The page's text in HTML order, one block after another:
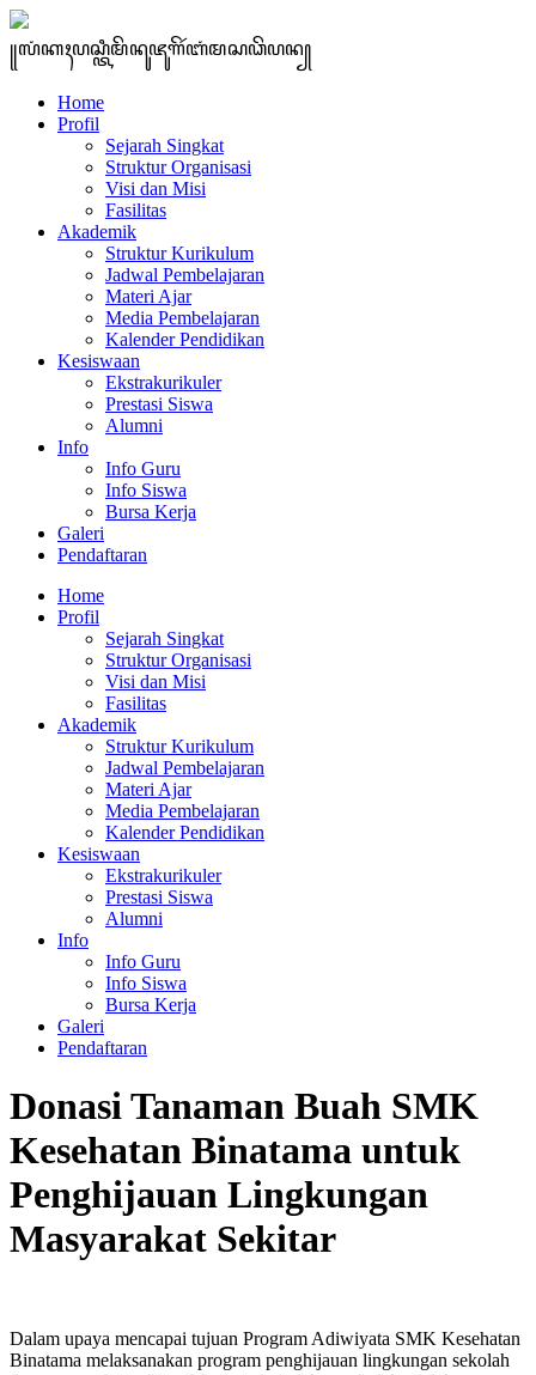
꧋ꦭꦁꦏꦃꦥꦱ꧀ꦠꦶꦩꦼꦤꦸꦗꦸꦒꦼꦂꦧꦁꦩꦱꦣꦼꦥꦤ꧀
Home
Profil
Sejarah Singkat
Struktur Organisasi
Visi dan Misi
Fasilitas
Akademik
Struktur Kurikulum
Jadwal Pembelajaran
Materi Ajar
Media Pembelajaran
Kalender Pendidikan
Kesiswaan
Ekstrakurikuler
Prestasi Siswa
Alumni
Info
Info Guru
Info Siswa
Bursa Kerja
Galeri
Pendaftaran
Home
Profil
Sejarah Singkat
Struktur Organisasi
Visi dan Misi
Fasilitas
Akademik
Struktur Kurikulum
Jadwal Pembelajaran
Materi Ajar
Media Pembelajaran
Kalender Pendidikan
Kesiswaan
Ekstrakurikuler
Prestasi Siswa
Alumni
Info
Info Guru
Info Siswa
Bursa Kerja
Galeri
Pendaftaran
Donasi Tanaman Buah SMK
Kesehatan Binatama untuk
Penghijauan Lingkungan
Masyarakat Sekitar
Dalam upaya mencapai tujuan Program Adiwiyata SMK Kesehatan
Binatama melaksanakan program penghijauan lingkungan sekolah